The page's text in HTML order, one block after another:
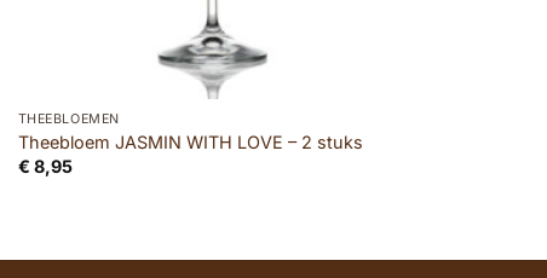
THEEBLOEMEN
Theebloem JASMIN WITH LOVE – 2 stuks
€ 8,95